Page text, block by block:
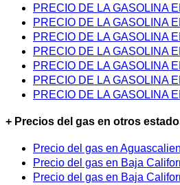
PRECIO DE LA GASOLINA
PRECIO DE LA GASOLINA
PRECIO DE LA GASOLINA
PRECIO DE LA GASOLINA
PRECIO DE LA GASOLINA
PRECIO DE LA GASOLINA
PRECIO DE LA GASOLINA
+ Precios del gas en otros
Precio del gas en
Precio del gas en Baja
Precio del gas en Baja